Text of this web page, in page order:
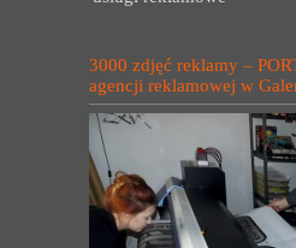
3000 zdjęć reklamy –
agencji reklamowej w